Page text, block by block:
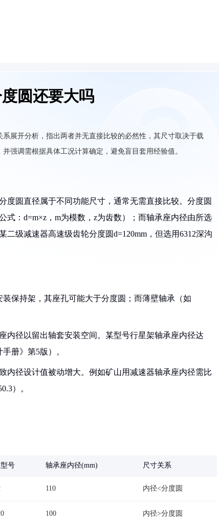
圆还要大吗
展开分析，指出两者并无直接比较的必然性，其尺寸取决于载
强调需根据具体工况计算确定，避免盲目套用经验值。
度圆直径属于不同功能尺寸，通常无需直接比较。分度圆
：d=m×z，m为模数，z为齿数）；而轴承座内径由所选
级减速器高速级齿轮分度圆d=120mm，但选用6312深沟
保持架，其座孔可能大于分度圆；而薄壁轴承（如
内径以留出轴套安装空间。某型号行星架轴承座内径达
册》第5版）。
内径设计值被动增大。例如矿山用减速器轴承座内径需比
）。
号 轴承座内径(mm) 尺寸关系
110 内径<分度圆
100 内径>分度圆